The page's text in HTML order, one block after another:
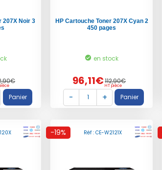
207X Noir 3
HP Cartouche Toner 207X Cyan 2
450 pages
en stock
96,11€112,90€
HT pièce
-19% Réf : CE-W2121X